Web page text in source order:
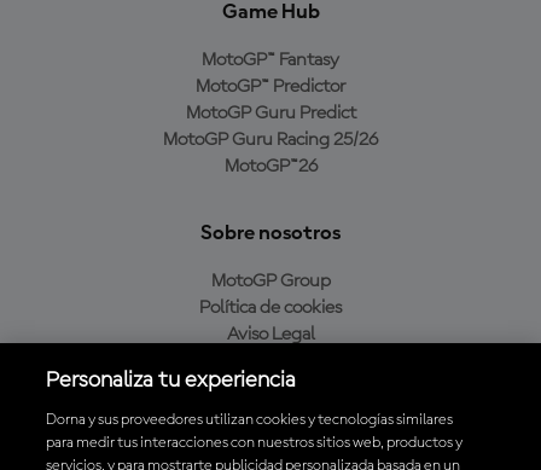
Game Hub
MotoGP™ Fantasy
MotoGP™ Predictor
MotoGP Guru Predict
MotoGP Guru Racing 25/26
MotoGP™26
Sobre nosotros
MotoGP Group
Política de cookies
Aviso Legal
Política de compra
Personaliza tu experiencia
Dorna y sus proveedores utilizan cookies y tecnologías similares
para medir tus interacciones con nuestros sitios web, productos y
servicios, y para mostrarte publicidad personalizada basada en un